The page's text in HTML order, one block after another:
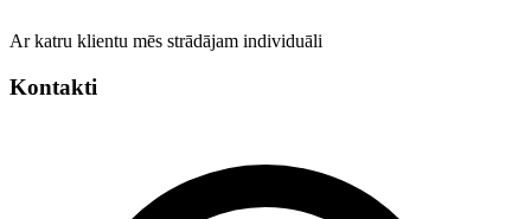
Ar katru klientu mēs strādājam individuāli
Kontakti